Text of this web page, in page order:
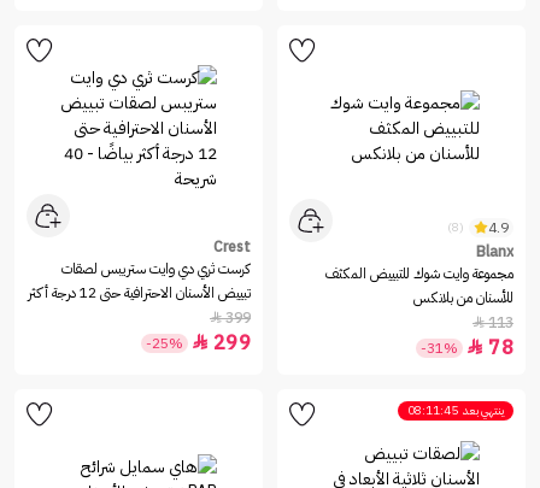
4.9
(8)
Blanx
مجموعة وايت شوك للتبييض المكثف
للأسنان من بلانكس
113

78

-31%
Crest
كرست ثري دي وايت ستريبس لصقات
تبييض الأسنان الاحترافية حتى 12 درجة أكثر
بياضًا - 40 شريحة
399

299

-25%
ينتهي بعد 08:11:45